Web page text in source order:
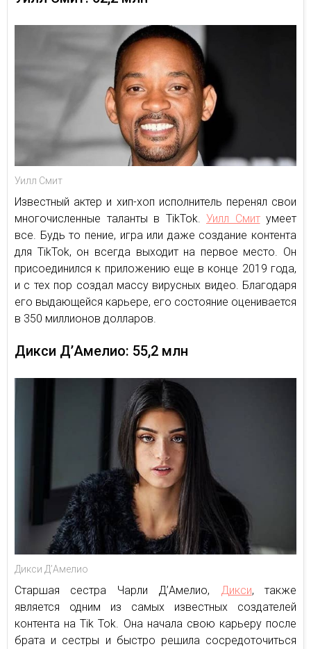
Уилл Смит
Известный актер и хип-хоп исполнитель перенял свои
многочисленные таланты в TikTok. Уилл Смитумеет
все. Будь то пение, игра или даже создание контента
для TikTok, он всегда выходит на первое место. Он
присоединился к приложению еще в конце 2019 года,
и с тех пор создал массу вирусных видео. Благодаря
его выдающейся карьере, его состояние оценивается
в 350 миллионов долларов.
Дикси Д’Амелио: 55,2 млн
Дикси Д’Амелио
Старшая сестра Чарли Д’Амелио, Дикси, также
является одним из самых известных создателей
контента на Tik Tok. Она начала свою карьеру после
брата и сестры и быстро решила сосредоточиться